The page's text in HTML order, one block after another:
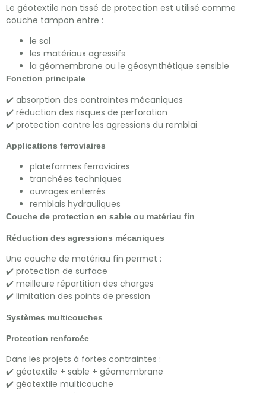
Le géotextile non tissé de protection est utilisé comme
couche tampon entre :
le sol
les matériaux agressifs
la géomembrane ou le géosynthétique sensible
Fonction principale
✔️ absorption des contraintes mécaniques
✔️ réduction des risques de perforation
✔️ protection contre les agressions du remblai
Applications ferroviaires
plateformes ferroviaires
tranchées techniques
ouvrages enterrés
remblais hydrauliques
Couche de protection en sable ou matériau fin
Réduction des agressions mécaniques
Une couche de matériau fin permet :
✔️ protection de surface
✔️ meilleure répartition des charges
✔️ limitation des points de pression
Systèmes multicouches
Protection renforcée
Dans les projets à fortes contraintes :
✔️ géotextile + sable + géomembrane
✔️ géotextile multicouche